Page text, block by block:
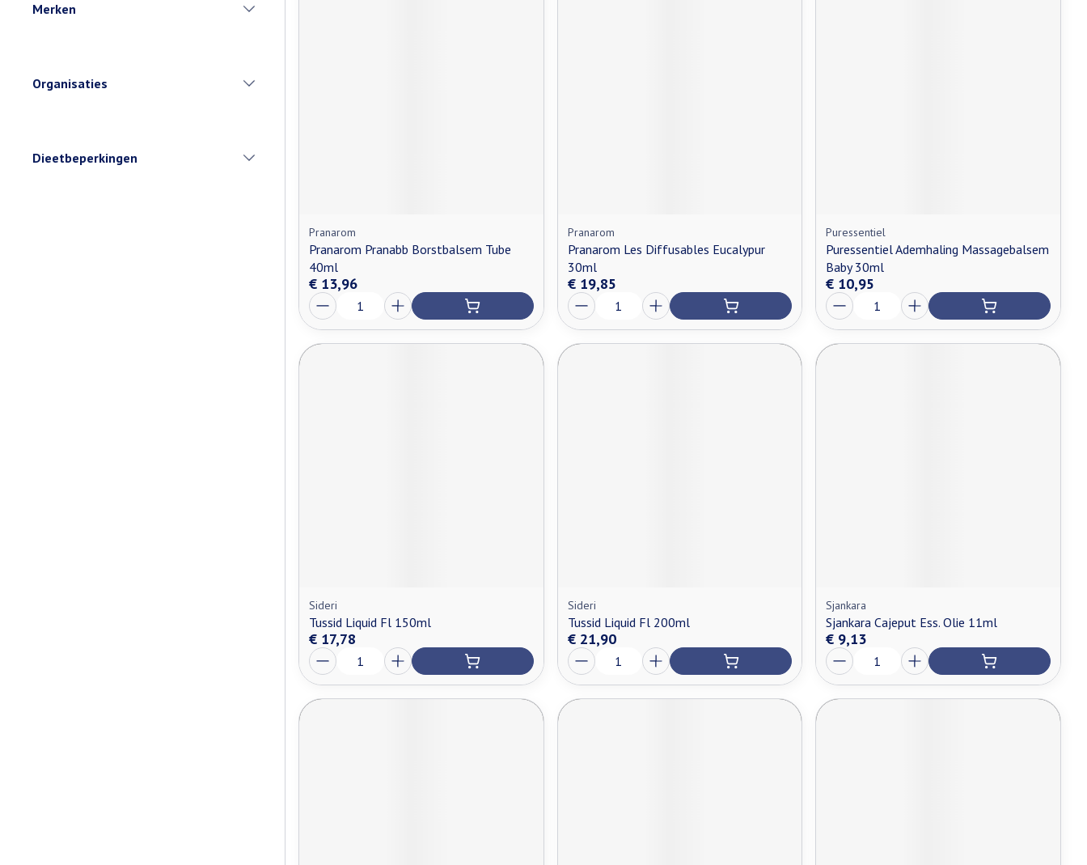
Merken
Organisaties
Dieetbeperkingen
Pranarom
Pranarom Pranabb Borstbalsem Tube
40ml
€ 13,96
Aantal
Pranarom
Pranarom Les Diffusables Eucalypur
30ml
€ 19,85
Aantal
Puressentiel
Puressentiel Ademhaling Massagebalsem
Baby 30ml
€ 10,95
Aantal
Sideri
Tussid Liquid Fl 150ml
€ 17,78
Aantal
Sideri
Tussid Liquid Fl 200ml
€ 21,90
Aantal
Sjankara
Sjankara Cajeput Ess. Olie 11ml
€ 9,13
Aantal